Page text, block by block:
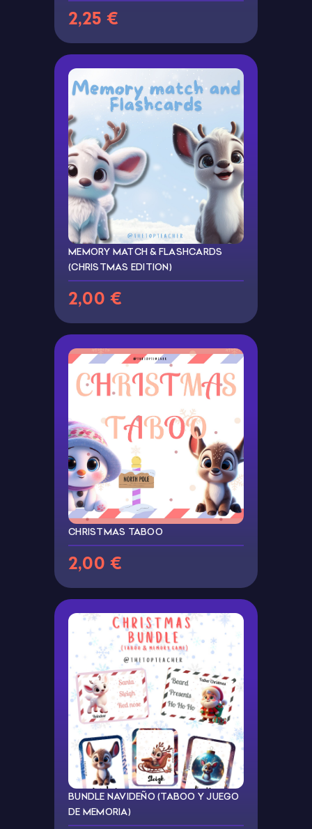
2,25 €
MEMORY MATCH & FLASHCARDS
(CHRISTMAS EDITION)
2,00 €
CHRISTMAS TABOO
2,00 €
BUNDLE NAVIDEÑO (TABOO Y JUEGO
DE MEMORIA)